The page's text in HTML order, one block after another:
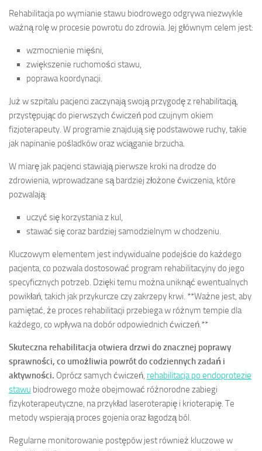
Rehabilitacja po wymianie stawu biodrowego odgrywa niezwykle
ważną rolę w procesie powrotu do zdrowia. Jej głównym celem jest:
wzmocnienie mięśni,
zwiększenie ruchomości stawu,
poprawa koordynacji.
Już w szpitalu pacjenci zaczynają swoją przygodę z rehabilitacją,
przystępując do pierwszych ćwiczeń pod czujnym okiem
fizjoterapeuty. W programie znajdują się podstawowe ruchy, takie
jak napinanie pośladków oraz wciąganie brzucha.
W miarę jak pacjenci stawiają pierwsze kroki na drodze do
zdrowienia, wprowadzane są bardziej złożone ćwiczenia, które
pozwalają:
uczyć się korzystania z kul,
stawać się coraz bardziej samodzielnym w chodzeniu.
Kluczowym elementem jest indywidualne podejście do każdego
pacjenta, co pozwala dostosować program rehabilitacyjny do jego
specyficznych potrzeb. Dzięki temu można uniknąć ewentualnych
powikłań, takich jak przykurcze czy zakrzepy krwi. **Ważne jest, aby
pamiętać, że proces rehabilitacji przebiega w różnym tempie dla
każdego, co wpływa na dobór odpowiednich ćwiczeń.**
Skuteczna rehabilitacja otwiera drzwi do znacznej poprawy
sprawności, co umożliwia powrót do codziennych zadań i
aktywności. Oprócz samych ćwiczeń, rehabilitacja po endoprotezie
stawu biodrowego może obejmować różnorodne zabiegi
fizykoterapeutyczne, na przykład laseroterapię i krioterapię. Te
metody wspierają proces gojenia oraz łagodzą ból.
Regularne monitorowanie postępów jest również kluczowe w